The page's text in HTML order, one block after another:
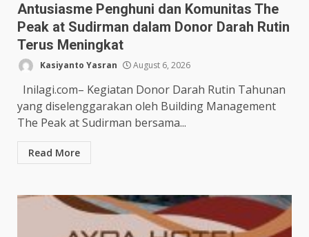
Antusiasme Penghuni dan Komunitas The
Peak at Sudirman dalam Donor Darah Rutin
Terus Meningkat
Kasiyanto Yasran August 6, 2026
Inilagi.com– Kegiatan Donor Darah Rutin Tahunan
yang diselenggarakan oleh Building Management
The Peak at Sudirman bersama...
Read More